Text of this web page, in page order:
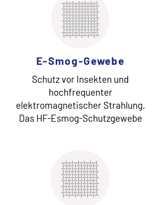
E-Smog-Gewebe
Schutz vor Insekten und
hochfrequenter
elektromagnetischer Strahlung.
Das HF-Esmog-Schutzgewebe